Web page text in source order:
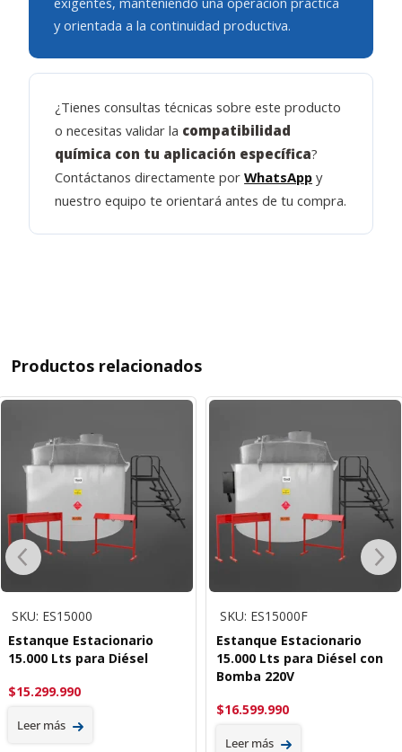
y orientada a la continuidad productiva.
¿Tienes consultas técnicas sobre este producto
o necesitas validar la compatibilidad
química con tu aplicación específica?
Contáctanos directamente porWhatsApp y
nuestro equipo te orientará antes de tu compra.
Productos relacionados
SKU: ES15000
Estanque Estacionario
15.000 Lts para Diésel
$15.299.990
Leer más
SKU: ES15000F
Estanque Estacionario
15.000 Lts para Diésel con
Bomba 220V
$16.599.990
Leer más